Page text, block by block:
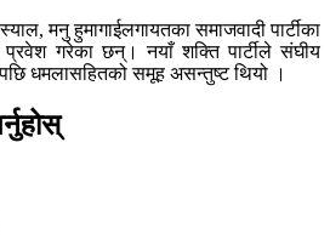
मनु हुमागाईलगायतका समाजवादी पार्टीका
प्रवेश गरेका छन्। नयाँ शक्ति पार्टीले संघीय
धमलासहितको समूह असन्तुष्ट थियो ।